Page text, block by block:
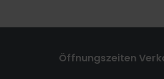
Öffnungszeiten